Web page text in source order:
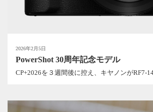
2026年2月5日
PowerShot 30周年記念モデル
CP+2026を３週間後に控え、キヤノンがRF7-